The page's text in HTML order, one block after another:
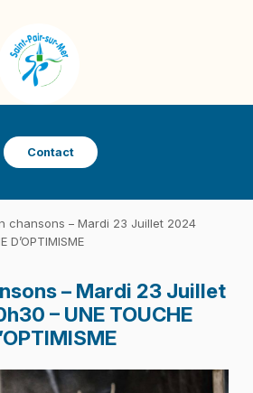
Contact
chansons – Mardi 23 Juillet 2024
D’OPTIMISME
– Mardi 23 Juillet
– UNE TOUCHE